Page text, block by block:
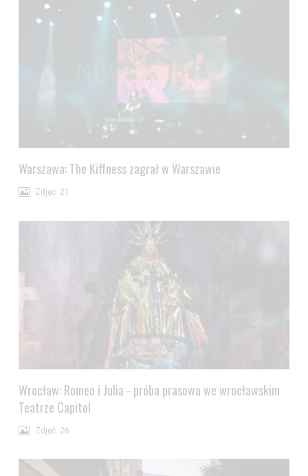
Warszawa: The Kiffness zagrał w Warszawie
Zdjęć: 21
Wrocław: Romeo i Julia - próba prasowa we wrocławskim
Teatrze Capitol
Zdjęć: 26